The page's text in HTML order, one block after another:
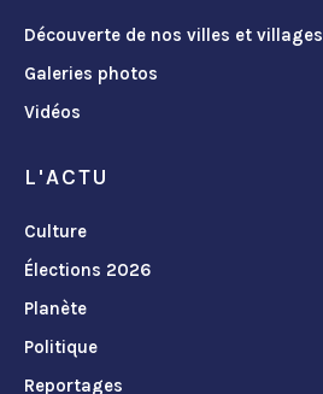
Découverte de nos villes et villages
Galeries photos
Vidéos
L'ACTU
Culture
Élections 2026
Planète
Politique
Reportages